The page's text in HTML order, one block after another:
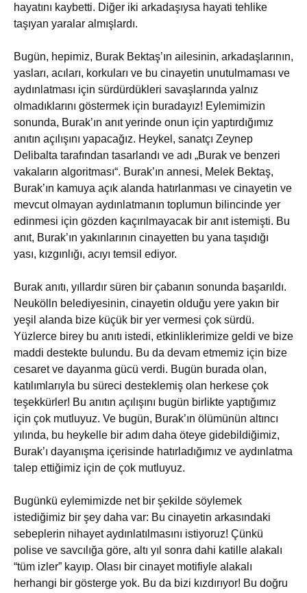
hayatını kaybetti. Diğer iki arkadaşıysa hayati tehlike
taşıyan yaralar almışlardı.
Bugün, hepimiz, Burak Bektaş’ın ailesinin, arkadaşlarının,
yasları, acıları, korkuları ve bu cinayetin unutulmaması ve
aydınlatması için sürdürdükleri savaşlarında yalnız
olmadıklarını göstermek için buradayız! Eylemimizin
sonunda, Burak’ın anıt yerinde onun için yaptırdığımız
anıtın açılışını yapacağız. Heykel, sanatçı Zeynep
Delibalta tarafından tasarlandı ve adı „Burak ve benzeri
vakaların algoritması“. Burak’ın annesi, Melek Bektaş,
Burak’ın kamuya açık alanda hatırlanması ve cinayetin ve
mevcut olmayan aydınlatmanın toplumun bilincinde yer
edinmesi için gözden kaçırılmayacak bir anıt istemişti. Bu
anıt, Burak’ın yakınlarının cinayetten bu yana taşıdığı
yası, kızgınlığı, acıyı temsil ediyor.
Burak anıtı, yıllardır süren bir çabanın sonunda başarıldı.
Neukölln belediyesinin, cinayetin olduğu yere yakın bir
yeşil alanda bize küçük bir yer vermesi çok sürdü.
Yüzlerce birey bu anıtı istedi, etkinliklerimize geldi ve bize
maddi destekte bulundu. Bu da devam etmemiz için bize
cesaret ve dayanma gücü verdi. Bugün burada olan,
katılımlarıyla bu süreci desteklemiş olan herkese çok
teşekkürler! Bu anıtın açılışını bugün birlikte yaptığımız
için çok mutluyuz. Ve bugün, Burak’ın ölümünün altıncı
yılında, bu heykelle bir adım daha öteye gidebildiğimiz,
Burak’ı dayanışma içerisinde hatırladığımız ve aydınlatma
talep ettiğimiz için de çok mutluyuz.
Bugünkü eylemimizde net bir şekilde söylemek
istediğimiz bir şey daha var: Bu cinayetin arkasındaki
sebeplerin nihayet aydınlatılmasını istiyoruz! Çünkü
polise ve savcılığa göre, altı yıl sonra dahi katille alakalı
“tüm izler” kayıp. Olası bir cinayet motifiyle alakalı
herhangi bir gösterge yok. Bu da bizi kızdırıyor! Bu doğru